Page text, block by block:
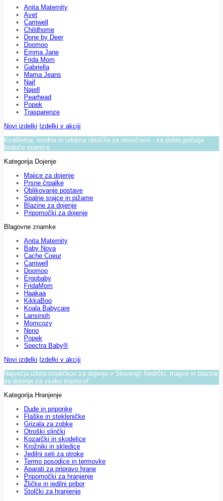
Anita Maternity
Avet
Carriwell
Childhome
Done by Deer
Doomoo
Emma Jane
Frida Mom
Gabriella
Mama Jeans
Naif
Najell
Pearhead
Popek
Trasparenze
Novi izdelki Izdelki v akciji
Kvalitetna, modna in udobna oblačila za nosečnice - za dobro počutje
bodoče mamice.
Kategorija Dojenje
Majice za dojenje
Prsne črpalke
Oblikovanje postave
Spalne srajce in pižame
Blazine za dojenje
Pripomočki za dojenje
Blagovne znamke
Anita Maternity
Baby Nova
Cache Coeur
Carriwell
Doomoo
Ergobaby
FridaMom
Haakaa
KikkaBoo
Koala Babycare
Lansinoh
Momcozy
Neno
Popek
Spectra Baby®
Novi izdelki Izdelki v akciji
Največja izbira modrčkov za dojenje v Sloveniji! Nedrčki, majice in blazine
za dojenje za vsako mamico!
Kategorija Hranjenje
Dude in priponke
Flaške in stekleničke
Grizala za zobke
Otroški slinčki
Kozarčki in skodelice
Krožniki in skledice
Jedilni seti za otroke
Termo posodice in termovke
Aparati za pripravo hrane
Pripomočki za hranjenje
Žličke in jedilni pribor
Stolčki za hranjenje